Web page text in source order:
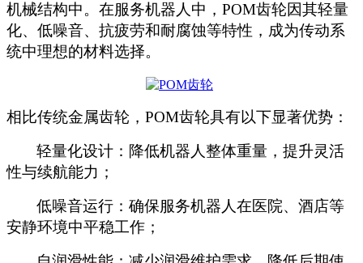
机械结构中。在服务机器人中，POM齿轮因其轻量
化、低噪音、抗疲劳和耐腐蚀等特性，成为传动系
统中理想的材料选择。
相比传统金属齿轮， POM齿轮具有以下显著优势：
轻量化设计：降低机器人整体重量，提升灵活
性与续航能力；
低噪音运行：确保服务机器人在医院、酒店等
安静环境中平稳工作；